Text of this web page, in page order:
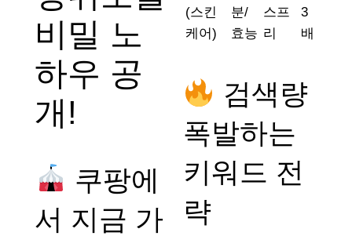
비밀 노
하우 공
개!
쿠팡에
서 지금 가
(스킨
케어)
분/
효능
스프
리
3
배
검색량
폭발하는
키워드 전
략